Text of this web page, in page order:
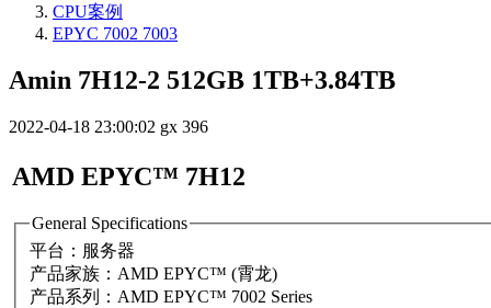
CPU案例
EPYC 7002 7003
Amin 7H12-2 512GB 1TB+3.84TB
2022-04-18 23:00:02 gx 396
AMD EPYC™ 7H12
General Specifications
平台：服务器
产品家族：AMD EPYC™ (霄龙)
产品系列：AMD EPYC™ 7002 Series